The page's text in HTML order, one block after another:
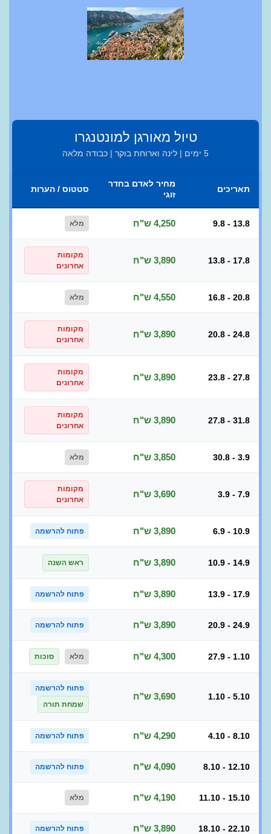
טיול מאורגן למונטנגרו
5 ימים | לינה וארוחת בוקר | כבודה מלאה
תאריכים
מחיר לאדם בחדר
זוגי
סטטוס / הערות
9.8 - 13.8 4,250 ש"ח מלא
13.8 - 17.8 3,890 ש"ח
מקומות
אחרונים
16.8 - 20.8 4,550 ש"ח מלא
20.8 - 24.8 3,890 ש"ח
מקומות
אחרונים
23.8 - 27.8 3,890 ש"ח
מקומות
אחרונים
27.8 - 31.8 3,890 ש"ח
מקומות
אחרונים
30.8 - 3.9 3,850 ש"ח מלא
3.9 - 7.9 3,690 ש"ח
מקומות
אחרונים
6.9 - 10.9 3,890 ש"ח פתוח להרשמה
10.9 - 14.9 3,890 ש"ח ראש השנה
13.9 - 17.9 3,890 ש"ח פתוח להרשמה
20.9 - 24.9 3,890 ש"ח פתוח להרשמה
27.9 - 1.10 4,300 ש"ח מלא סוכות
1.10 - 5.10 3,690 ש"ח
פתוח להרשמה
שמחת תורה
4.10 - 8.10 4,290 ש"ח פתוח להרשמה
8.10 - 12.10 4,090 ש"ח פתוח להרשמה
11.10 - 15.10 4,190 ש"ח מלא
18.10 - 22.10 3,890 ש"ח פתוח להרשמה